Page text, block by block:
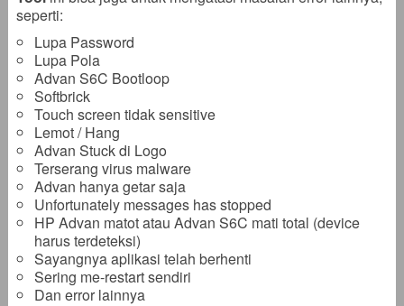
seperti:
Lupa Password
Lupa Pola
Advan S6C Bootloop
Softbrick
Touch screen tidak sensitive
Lemot / Hang
Advan Stuck di Logo
Terserang virus malware
Advan hanya getar saja
Unfortunately messages has stopped
HP Advan matot atau Advan S6C mati total (device
harus terdeteksi)
Sayangnya aplikasi telah berhenti
Sering me-restart sendiri
Dan error lainnya